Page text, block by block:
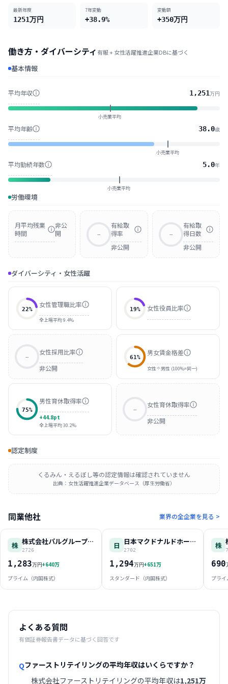
最新年度
1251万円
7年変動
+38.9%
変動額
+350万円
働き方・ダイバーシティ 有報 + 女性活躍推進企業DBに基づく
基本情報
平均年収 1,251万円
小売業平均
平均年齢 38.0歳
小売業平均
平均勤続年数 5.0年
小売業平均
労働環境
月平均残業
時間
非公
開
--
有給取
得率
非公開
--
有給取
得日数
非公開
ダイバーシティ・女性活躍
22%
女性管理職比率
全上場平均 9.4%
19% 女性役員比率
--
女性採用比率
非公開
61%
男女賃金格差
女性÷男性 (100%=同一)
75%
男性育休取得率
+44.8pt
全上場平均 30.2%
--
女性育休取得率
非公開
認定制度
くるみん・えるぼし等の認定情報は確認されていません
出典：女性活躍推進企業データベース（厚生労働省）
同業他社 業界の全企業を見る >
株 株式会社パルグループホールディングス
2726
1,283万円+640万
プライム（内国株式）
日 日本マクドナルドホールディングス株式会社
2702
1,294万円+651万
スタンダード（内国株式）
株
690
プラ
よくある質問
有価証券報告書データに基づく回答です
Qファーストリテイリングの平均年収はいくらですか？
株式会社ファーストリテイリングの平均年収は1,251万